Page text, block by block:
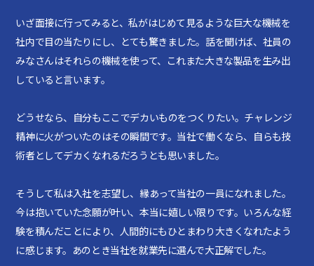
いざ面接に行ってみると、私がはじめて見るような巨大な機械を
社内で目の当たりにし、とても驚きました。話を聞けば、社員の
みなさんはそれらの機械を使って、これまた大きな製品を生み出
していると言います。
どうせなら、自分もここでデカいものをつくりたい。チャレンジ
精神に火がついたのはその瞬間です。当社で働くなら、自らも技
術者としてデカくなれるだろうとも思いました。
そうして私は入社を志望し、縁あって当社の一員になれました。
今は抱いていた念願が叶い、本当に嬉しい限りです。いろんな経
験を積んだことにより、人間的にもひとまわり大きくなれたよう
に感じます。あのとき当社を就業先に選んで大正解でした。